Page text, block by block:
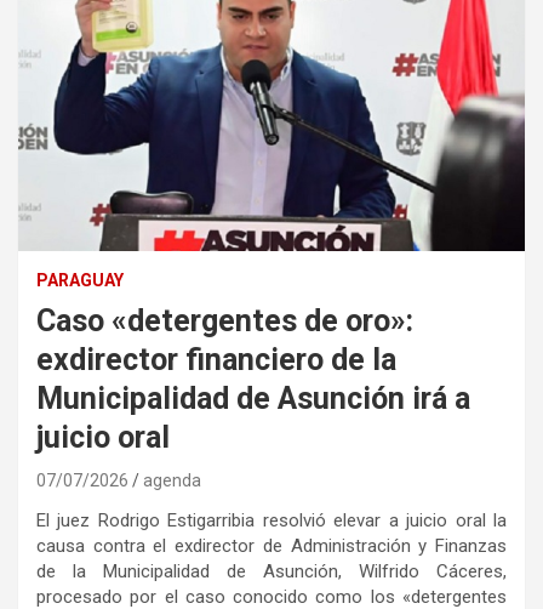
PARAGUAY
Caso «detergentes de oro»:
exdirector financiero de la
Municipalidad de Asunción irá a
juicio oral
07/07/2026 agenda
El juez Rodrigo Estigarribia resolvió elevar a juicio oral la
causa contra el exdirector de Administración y Finanzas
de la Municipalidad de Asunción, Wilfrido Cáceres,
procesado por el caso conocido como los «detergentes